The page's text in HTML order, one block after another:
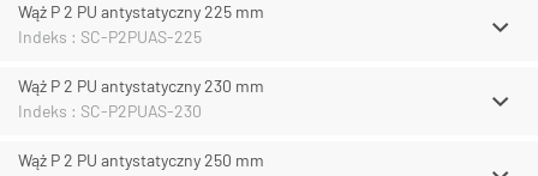
Wąż P 2 PU antystatyczny 225 mm
Indeks : SC-P2PUAS-225
Wąż P 2 PU antystatyczny 230 mm
Indeks : SC-P2PUAS-230
Wąż P 2 PU antystatyczny 250 mm